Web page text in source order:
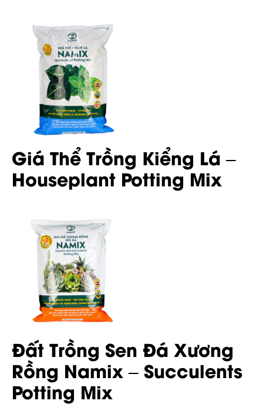
Giá Thể Trồng Kiểng Lá –
Houseplant Potting Mix
Đất Trồng Sen Đá Xương
Rồng Namix – Succulents
Potting Mix